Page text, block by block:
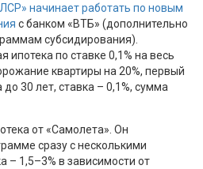
начинает работать по новым
с банком «ВТБ» (дополнительно
субсидирования).
ипотека по ставке 0,1% на весь
квартиры на 20%, первый
до 30 лет, ставка – 0,1%, сумма
от «Самолета». Он
сразу с несколькими
– 1,5–3% в зависимости от